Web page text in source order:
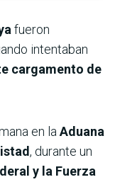
fueron
intentaban
cargamento de
en la Aduana
, durante un
y la Fuerza